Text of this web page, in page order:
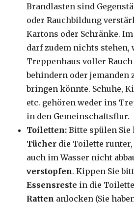
Brandlasten sind
oder Rauchbildung
Kartons oder Schränke.
darf zudem nichts stehen,
Treppenhaus voller
behindern oder jemanden
bringen könnte. Schuhe,
etc. gehören weder ins
in den Gemeinschaftsflur.
Toiletten: Bitte spülen Sie
Tücher die Toilette
auch im Wasser nicht
verstopfen. Kippen Sie
Essensreste in die
Ratten anlocken (Sie